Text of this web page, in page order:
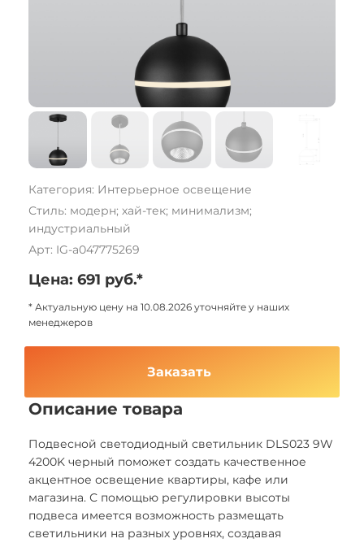
Категория: Интерьерное освещение
Стиль: модерн; хай-тек; минимализм;
индустриальный
Арт: IG-a047775269
Цена: 691 руб.*
* Актуальную цену на 10.08.2026 уточняйте у наших
менеджеров
Заказать
Описание товара
Подвесной светодиодный светильник DLS023 9W
4200K черный поможет создать качественное
акцентное освещение квартиры, кафе или
магазина. С помощью регулировки высоты
подвеса имеется возможность размещать
светильники на разных уровнях, создавая